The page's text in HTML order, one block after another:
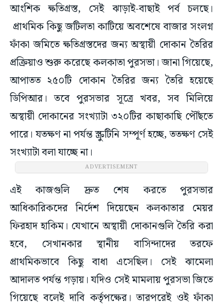
আংশিক ক্ষতিগ্রস্ত, সেই ঝাড়াই-বাছাই পর্ব চলছে।
প্রাথমিক কিছু জটিলতা কাটিয়ে অবশেষে বাজার সংলগ্ন
ফাঁকা জমিতে ক্ষতিগ্রস্তদের জন্য অস্থায়ী দোকান তৈরির
প্রক্রিয়াও শুরু করেছে কলকাতা পুরসভা। জানা গিয়েছে,
আপাতত ২৫০টি দোকান তৈরির জন্য তৈরি হয়েছে
ডিপিআর। তবে পুরসভার সূত্রে খবর, সব মিলিয়ে
অস্থায়ী দোকানের সংখ্যাটা ৩২০টির কাছাকাছি পৌঁছতে
পারে। যতক্ষণ না পর্যন্ত স্ক্রুটিনি সম্পূর্ণ হচ্ছে, ততক্ষণ সেই
সংখ্যাটা বলা যাচ্ছে না।
ADVERTISEMENT
এই কাজগুলি দ্রুত শেষ করতে পুরসভার
আধিকারিকদের নির্দেশ দিয়েছেন কলকাতার মেয়র
ফিরহাদ হাকিম। যেখানে অস্থায়ী দোকানগুলি তৈরি করা
হবে, সেখানকার স্থানীয় বাসিন্দাদের তরফে
প্রাথমিকভাবে কিছু বাধা এসেছিল। সেই ঝামেলা
আদালত পর্যন্ত গড়ায়। যদিও সেই মামলায় পুরসভা জিতে
গিয়েছে বলেই দাবি কর্তৃপক্ষের। তারপরেই ওই ফাঁকা